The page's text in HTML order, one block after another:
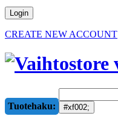
CREATE NEW ACCOUNT
Tuotehaku: